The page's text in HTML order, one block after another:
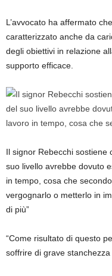
L’avvocato ha affermato
caratterizzato anche da
degli obiettivi in ​​relazione
supporto efficace.
Il signor Rebecchi sostiene
suo livello avrebbe dovuto
in tempo, cosa che
vergognarlo o metterlo in
di più”
“Come risultato di questo
soffrire di grave